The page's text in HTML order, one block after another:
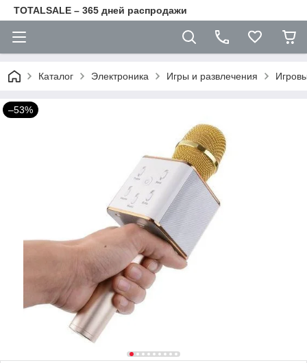
TOTALSALE – 365 дней распродажи
Каталог Электроника Игры и развлечения
–53%